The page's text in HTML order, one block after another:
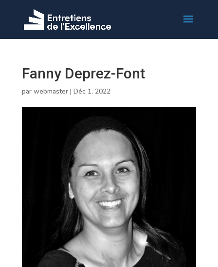
Fanny Deprez-Font
par webmaster| Déc 1, 2022